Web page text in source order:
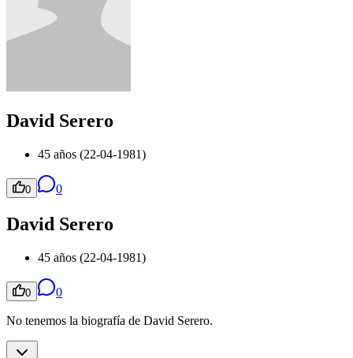
David Serero
45 años (22-04-1981)
0 0
David Serero
45 años (22-04-1981)
0 0
No tenemos la biografía de David Serero.